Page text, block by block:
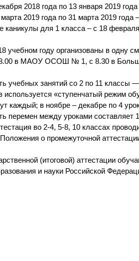
2018 года по 13 января 2019
2019 года по 31 марта 2019 года
для 1 класса – с 18
учебном году организованы в одну
8.00 в МАОУ ОСОШ № 1, с 8.30 в
учебных занятий со 2 по 11 классы
используется «ступенчатый режим
каждый; в ноябре – декабре по 4
перемен между уроками составляет
во 2-4, 5-8, 10 классах
о промежуточной
(итоговой) аттестации
и науки Российской